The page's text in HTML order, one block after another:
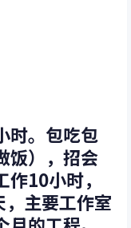
时。包吃包
饭），招会
10小时，
主要工作室